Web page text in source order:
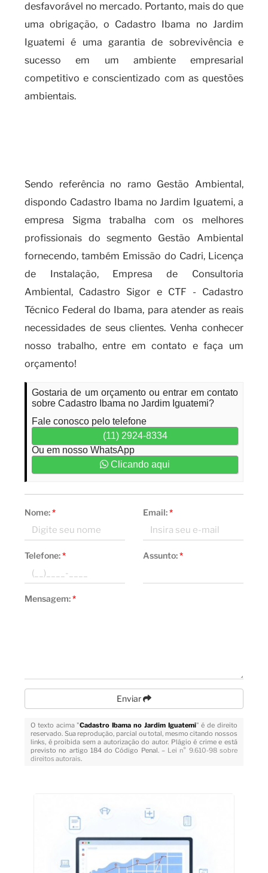
desfavorável no mercado. Portanto, mais do que
uma obrigação, o Cadastro Ibama no Jardim
Iguatemi é uma garantia de sobrevivência e
sucesso em um ambiente empresarial
competitivo e conscientizado com as questões
ambientais.
Sendo referência no ramo Gestão Ambiental,
dispondo Cadastro Ibama no Jardim Iguatemi, a
empresa Sigma trabalha com os melhores
profissionais do segmento Gestão Ambiental
fornecendo, também Emissão do Cadri, Licença
de Instalação, Empresa de Consultoria
Ambiental, Cadastro Sigor e CTF - Cadastro
Técnico Federal do Ibama, para atender as reais
necessidades de seus clientes. Venha conhecer
nosso trabalho, entre em contato e faça um
orçamento!
Gostaria de um orçamento ou entrar em contato
sobre Cadastro Ibama no Jardim Iguatemi?
Fale conosco pelo telefone
(11) 2924-8334
Ou em nosso WhatsApp
Clicando aqui
Nome:* Email:*
Telefone:* Assunto:*
Mensagem:*
Enviar
O texto acima "Cadastro Ibama no Jardim Iguatemi" é de direito
reservado. Sua reprodução, parcial ou total, mesmo citando nossos
links, é proibida sem a autorização do autor. Plágio é crime e está
previsto no artigo 184 do Código Penal. – Lei n° 9.610-98 sobre
direitos autorais.